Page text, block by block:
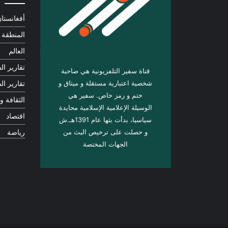
قناة سفير التلفزيونية هي صاحبة
شخصية اعتبارية مستقلة و ميثاق و
ختم و رمز خاص. سفیر هي
الوسيلة الإعلامية الإسلامية محايدة
سياسيا، بدأت بثها عام 1391هـ.ش
و حصلت على ترخيص البث من
الجهات المختصة
المنطقة
العالم
تقارير
تقارير
الثقافة
اقتصاد
رياضة